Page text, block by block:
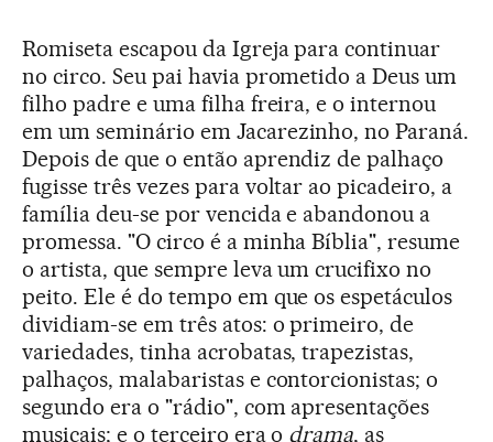
Romiseta escapou da Igreja para continuar
no circo. Seu pai havia prometido a Deus um
filho padre e uma filha freira, e o internou
em um seminário em Jacarezinho, no Paraná.
Depois de que o então aprendiz de palhaço
fugisse três vezes para voltar ao picadeiro, a
família deu-se por vencida e abandonou a
promessa. "O circo é a minha Bíblia", resume
o artista, que sempre leva um crucifixo no
peito. Ele é do tempo em que os espetáculos
dividiam-se em três atos: o primeiro, de
variedades, tinha acrobatas, trapezistas,
palhaços, malabaristas e contorcionistas; o
segundo era o "rádio", com apresentações
musicais; e o terceiro era o drama, as